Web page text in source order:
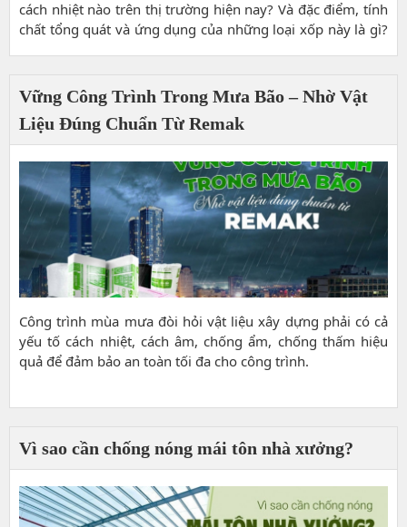
cách nhiệt nào trên thị trường hiện nay? Và đặc điểm, tính
chất tổng quát và ứng dụng của những loại xốp này là gì?
Vững Công Trình Trong Mưa Bão – Nhờ Vật
Liệu Đúng Chuẩn Từ Remak
Công trình mùa mưa đòi hỏi vật liệu xây dựng phải có cả
yếu tố cách nhiệt, cách âm, chống ẩm, chống thấm hiệu
quả để đảm bảo an toàn tối đa cho công trình.
Vì sao cần chống nóng mái tôn nhà xưởng?